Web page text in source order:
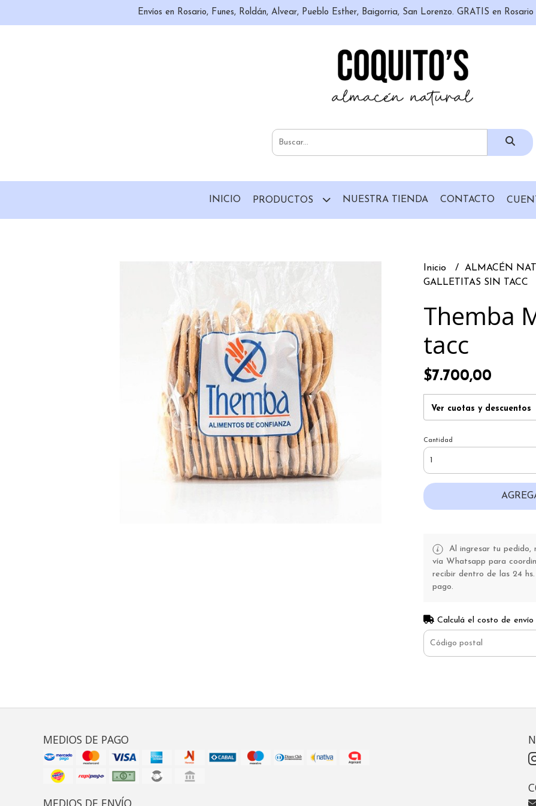
Envíos en Rosario, Funes, Roldán, Alvear, Pueblo Esther, Baigorria, San Lorenzo. GRATIS en
INICIO PRODUCTOS NUESTRA TIENDA CONTACTO
Inicio ALMACÉN
GALLETITAS SIN TACC
Themba
tacc
$7.700,00
Ver cuotas y descuentos
Cantidad
Al ingresar tu pedido,
vía Whatsapp para
recibir dentro de las 24
pago.
Calculá el costo de envío
MEDIOS DE PAGO
MEDIOS DE ENVÍO